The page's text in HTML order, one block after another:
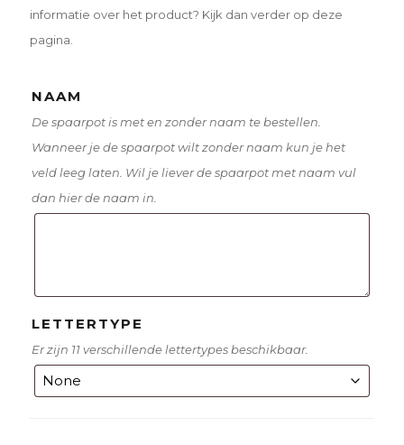
informatie over het product? Kijk dan verder op deze
pagina.
NAAM
De spaarpot is met en zonder naam te bestellen.
Wanneer je de spaarpot wilt zonder naam kun je het
veld leeg laten. Wil je liever de spaarpot met naam vul
dan hier de naam in.
LETTERTYPE
Er zijn 11 verschillende lettertypes beschikbaar.